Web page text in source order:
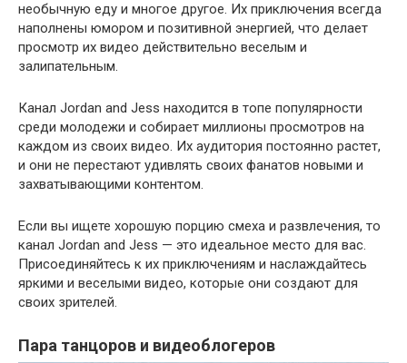
необычную еду и многое другое. Их приключения всегда
наполнены юмором и позитивной энергией, что делает
просмотр их видео действительно веселым и
залипательным.
Канал Jordan and Jess находится в топе популярности
среди молодежи и собирает миллионы просмотров на
каждом из своих видео. Их аудитория постоянно растет,
и они не перестают удивлять своих фанатов новыми и
захватывающими контентом.
Если вы ищете хорошую порцию смеха и развлечения, то
канал Jordan and Jess — это идеальное место для вас.
Присоединяйтесь к их приключениям и наслаждайтесь
яркими и веселыми видео, которые они создают для
своих зрителей.
Пара танцоров и видеоблогеров